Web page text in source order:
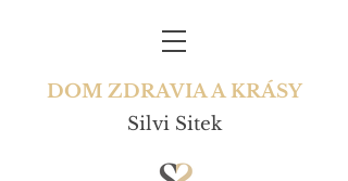
DOM ZDRAVIA A KRÁSY
Silvi Sitek